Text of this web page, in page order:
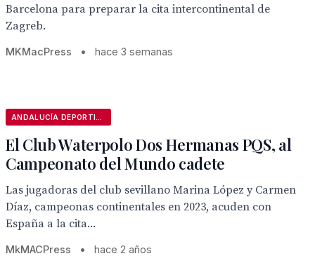
Barcelona para preparar la cita intercontinental de
Zagreb.
MKMacPress • hace 3 semanas
El Club Waterpolo Dos Hermanas PQS, al
Campeonato del Mundo cadete
Las jugadoras del club sevillano Marina López y Carmen
Díaz, campeonas continentales en 2023, acuden con
España a la cita...
MkMACPress • hace 2 años